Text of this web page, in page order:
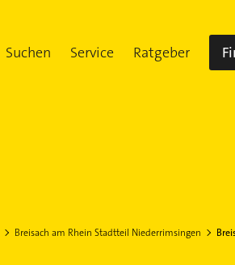
Suchen Service Ratgeber
Breisach am Rhein Stadtteil Niederrimsingen